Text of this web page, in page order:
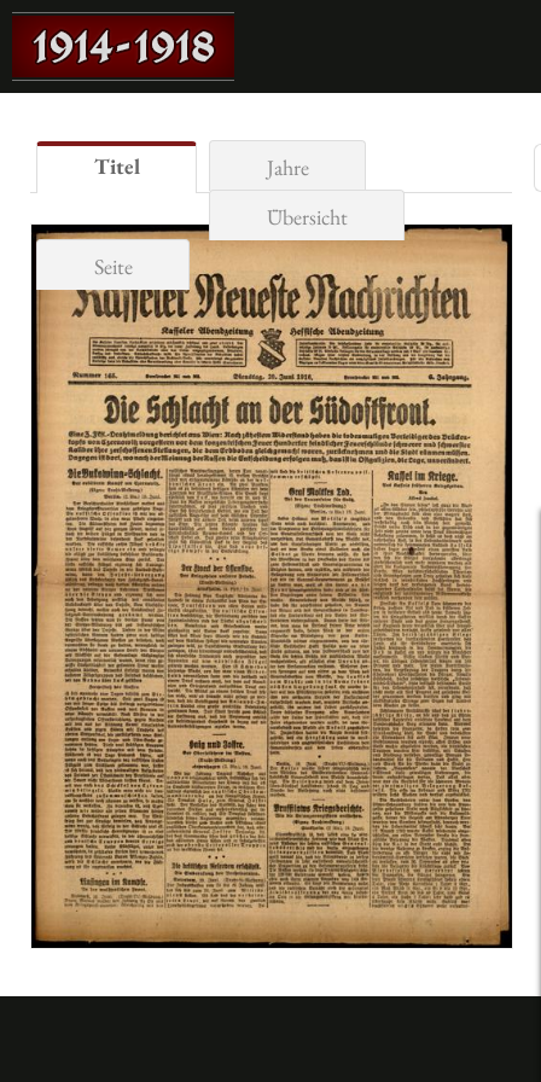
Titel
Jahre
Übersicht
Seite